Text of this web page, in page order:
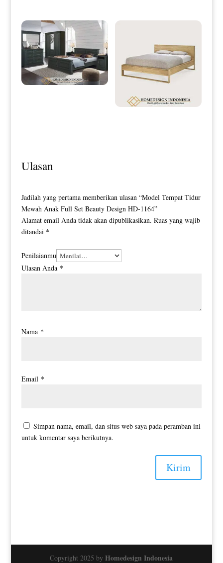
Ulasan
Jadilah yang pertama memberikan ulasan “Model Tempat Tidur
Mewah Anak Full Set Beauty Design HD-1164”
Alamat email Anda tidak akan dipublikasikan. Ruas yang wajib
ditandai *
Penilaianmu
Ulasan Anda *
Nama *
Email *
Simpan nama, email, dan situs web saya pada peramban ini
untuk komentar saya berikutnya.
Kirim
Copyright 2025 byHomedesign Indonesia